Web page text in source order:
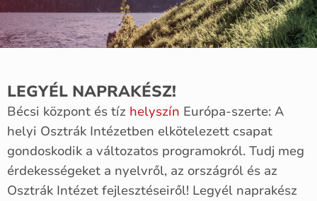
LEGYÉL NAPRAKÉSZ!
Bécsi központ és tíz helyszín Európa-szerte: A
helyi Osztrák Intézetben elkötelezett csapat
gondoskodik a változatos programokról. Tudj meg
érdekességeket a nyelvről, az országról és az
Osztrák Intézet fejlesztéseiről! Legyél naprakész